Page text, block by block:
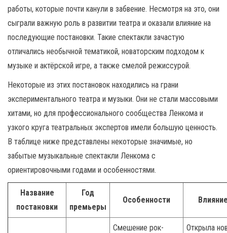
работы, которые почти канули в забвение. Несмотря на это, они
сыграли важную роль в развитии театра и оказали влияние на
последующие постановки. Такие спектакли зачастую
отличались необычной тематикой, новаторским подходом к
музыке и актёрской игре, а также смелой режиссурой.
Некоторые из этих постановок находились на грани
экспериментального театра и музыки. Они не стали массовыми
хитами, но для профессионального сообщества Ленкома и
узкого круга театральных экспертов имели большую ценность.
В таблице ниже представлены некоторые значимые, но
забытые музыкальные спектакли Ленкома с
ориентировочными годами и особенностями.
Название
постановки
Год
премьеры
Особенности
Смешение рок-
Открыла